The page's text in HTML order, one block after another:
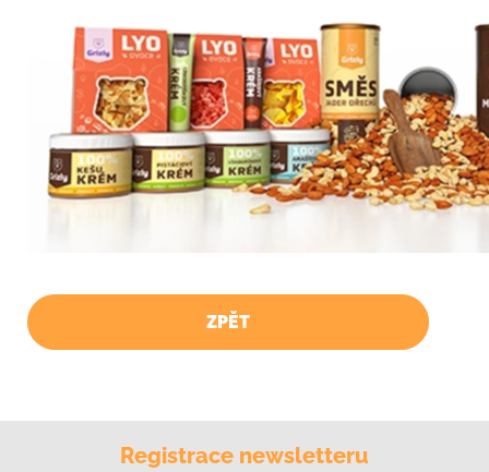
ZPĚT
Registrace newsletteru